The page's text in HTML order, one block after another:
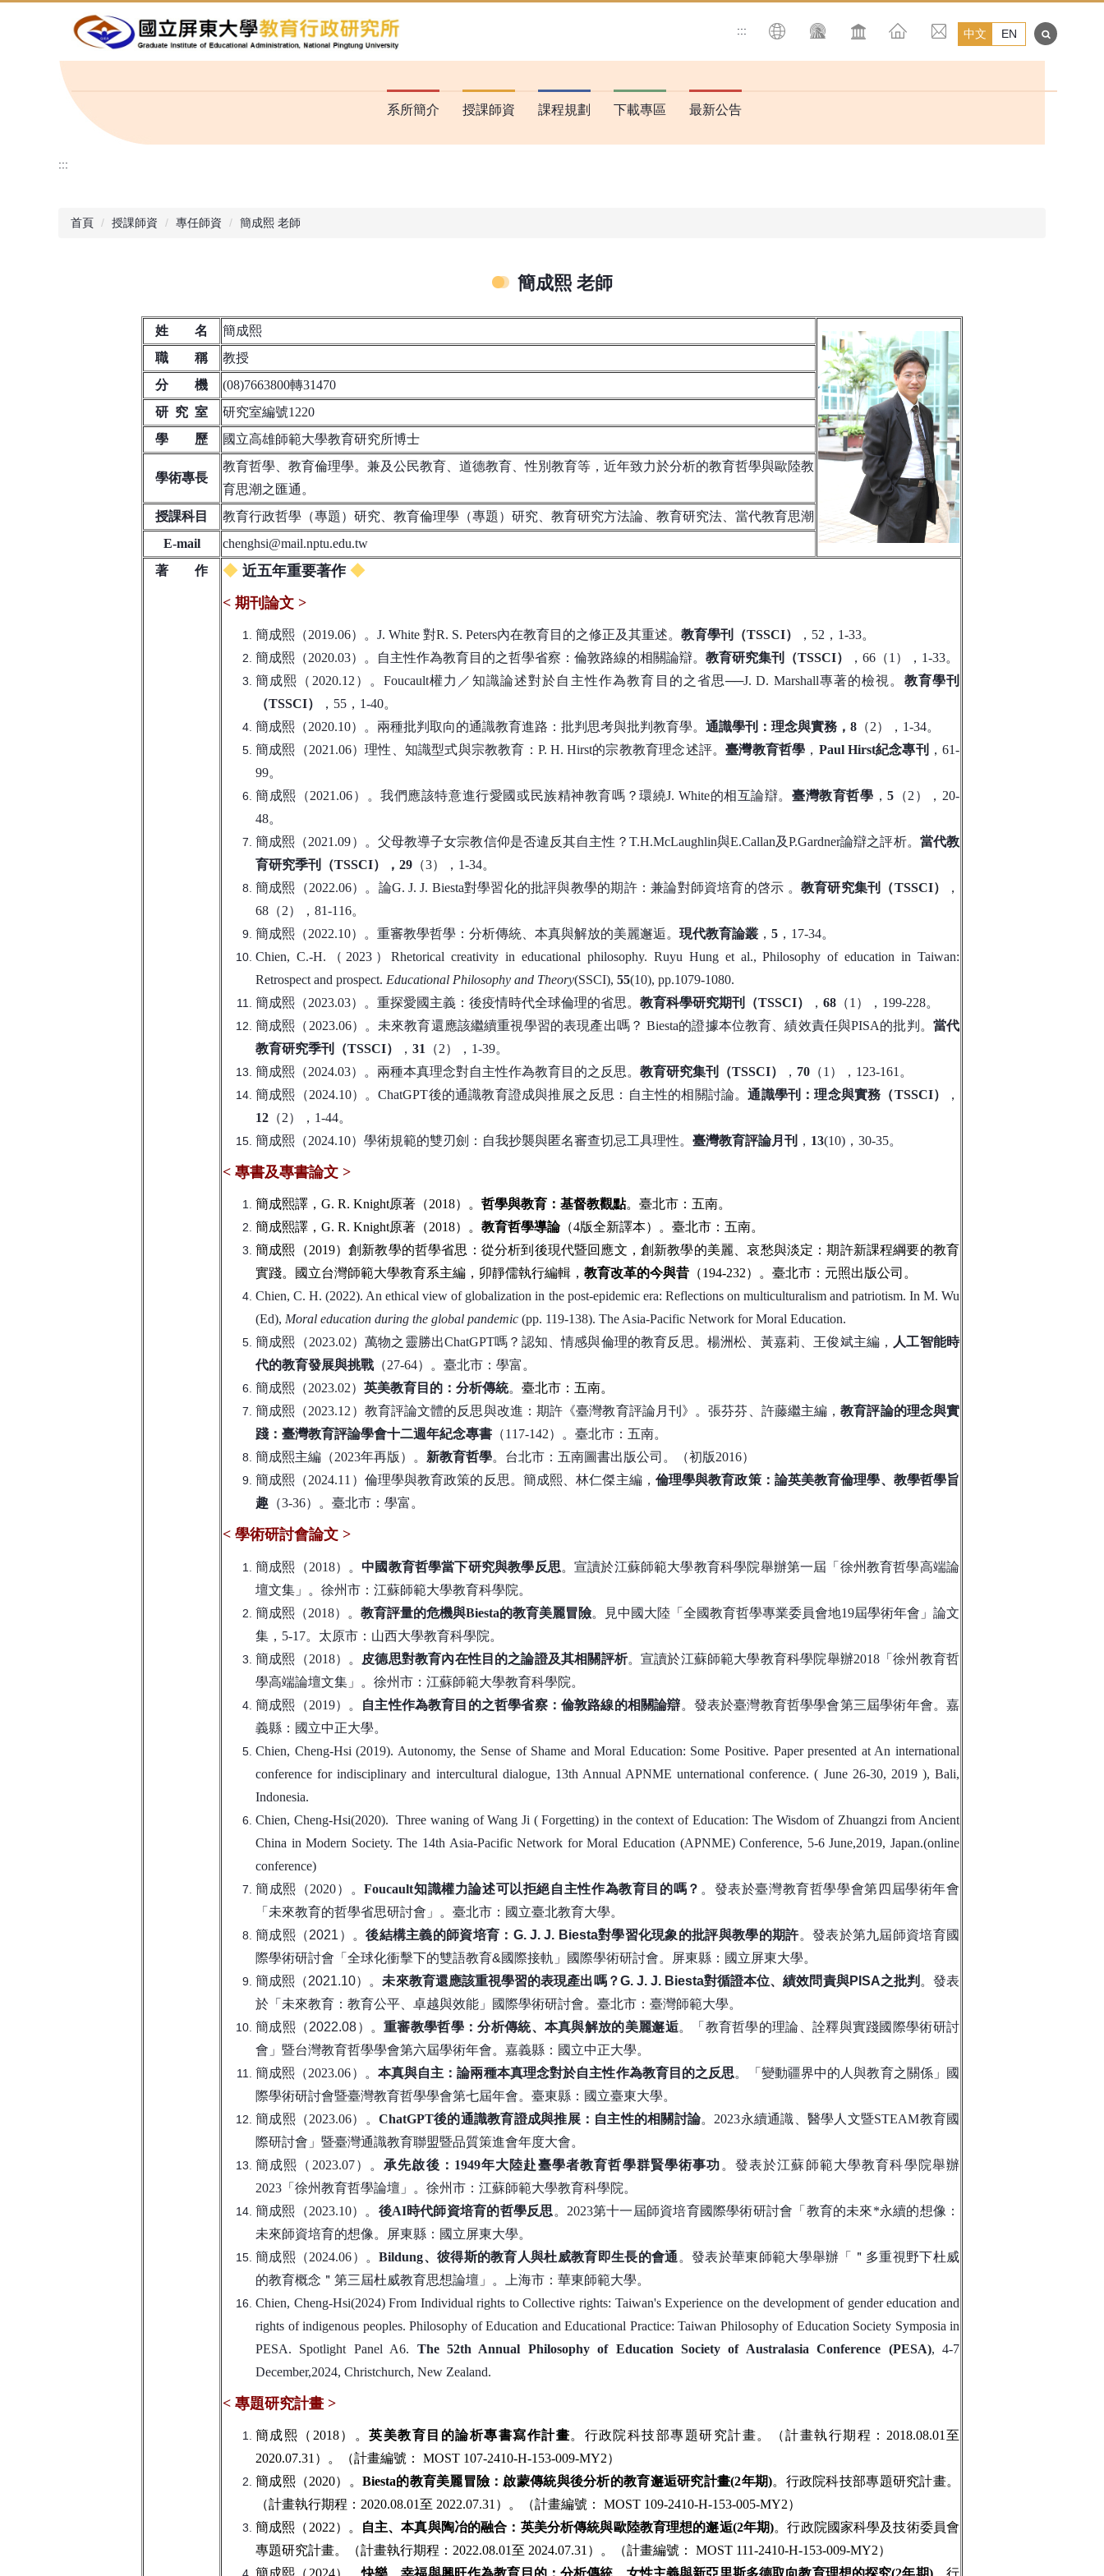
::: 中文 EN
系所簡介 授課師資 課程規劃 下載專區 最新公告
:::
首頁 授課師資 專任師資 簡成熙 老師
簡成熙 老師
姓 名
簡成熙
職 稱
教授
分 機
(08)7663800轉31470
研 究 室
研究室編號1220
學 歷
國立高雄師範大學教育研究所博士
學術專長
教育哲學、教育倫理學。 兼及公民教育、道德教育、性別教育等， 近年致力於分析的教育哲學與歐陸教
育思潮之匯通。
授課科目
教育行政哲學（專題）研究、教育倫理學（專題）研究、教育研究方法論、教育研究法、當代教育思潮
E-mail
chenghsi@mail.nptu.edu.tw
著 作
◆ 近五年重要著作 ◆
< 期刊論文 >
簡成熙（2019.06）。J. White 對R. S. Peters內在教育目的之修正及其重述。 教育學刊（TSSCI） ，52，1-33。
簡成熙（2020.03）。自主性作為教育目的之哲學省察：倫敦路線的相關論辯。 教育研究集刊（TSSCI）
，66（1），1-33。
簡成熙（2020.12）。Foucault權力／知識論述對於自主性作為教育目的之省思──J. D. Marshall專著的檢視。 教育學刊
（TSSCI）
，55，1-40。
簡成熙（2020.10）。兩種批判取向的通識教育進路：批判思考與批判教育學。 通識學刊：理念與實務，8 （2），1-34。
簡成熙（2021.06）理性、知識型式與宗教教育：P. H. Hirst的宗教教育理念述評。臺灣教育哲學 ， Paul Hirst紀念專刊
，61-
99。
簡成熙（2021.06）。我們應該特意進行愛國或民族精神教育嗎？環繞J. White的相互論辯。 臺灣教育哲學 ，5 （2），20-
48。
簡成熙（2021.09）。父母教導子女宗教信仰是否違反其自主性？T.H.McLaughlin與E.Callan及P.Gardner論辯之評析。 當代教
育研究季刊
（TSSCI） ，29 （3），1-34。
簡成熙（2022.06）。論G. J. J. Biesta對學習化的批評與教學的期許：兼論對師資培育的啓示 。 教育研究集刊（TSSCI）
，
68（2），81-116。
簡成熙（2022.10）。重審教學哲學：分析傳統、本真與解放的美麗邂逅。 現代教育論叢 ， 5 ，17-34。
Chien, C.-H.（2023）Rhetorical creativity in educational philosophy. Ruyu Hung et al., Philosophy of education in Taiwan:
Retrospect and prospect. Educational Philosophy and Theory(SSCI), 55(10), pp.1079-1080.
簡成熙（2023.03）。重探愛國主義：後疫情時代全球倫理的省思。 教育科學研究期刊（TSSCI） ， 68 （1），199-228。
簡成熙（2023.06）。未來教育還應該繼續重視學習的表現產出嗎？ Biesta的證據本位教育、績效責任與PISA的批判。 當代
教育研究季刊（TSSCI）
， 31
（2），1-39。
簡成熙（2024.03）。兩種本真理念對自主性作為教育目的之反思。 教育研究集刊（TSSCI） ， 70 （1），123-161。
簡成熙（2024.10）。ChatGPT後的通識教育證成與推展之反思：自主性的相關討論。通識學刊：理念與實務（TSSCI）
，
12 （2），1-44。
簡成熙（2024.10）學術規範的雙刃劍：自我抄襲與匿名審查切忌工具理性。 臺灣教育評論月刊 ， 13(10)，30-35。
< 專書及專書論文 >
簡成熙譯，G. R. Knight原著（2018）。 哲學與教育：基督教觀點。臺北市：五南。
簡成熙譯，G. R. Knight原著（2018）。 教育哲學導論（4版全新譯本）。臺北市：五南。
簡成熙（2019）創新教學的哲學省思：從分析到後現代暨回應文，創新教學的美麗、哀愁與淡定：期許新課程綱要的教育
實踐。國立台灣師範大學教育系主編，卯靜儒執行編輯， 教育改革的今與昔 （194-232）。臺北市：元照出版公司 。
Chien, C. H. (2022). An ethical view of globalization in the post-epidemic era: Reflections on multiculturalism and patriotism. In M. Wu
(Ed), Moral education during the global pandemic (pp. 119-138). The Asia-Pacific Network for Moral Education.
簡成熙（2023.02）萬物之靈勝出ChatGPT嗎？認知、情感與倫理的教育反思。楊洲松、黃嘉莉、王俊斌主編， 人工智能時
代的教育發展與挑戰 （27-64）。臺北市：學富。
簡成熙（2023.02） 英美教育目的：分析傳統。 臺北市：五南。
簡成熙（2023.12）教育評論文體的反思與改進：期許《臺灣教育評論月刊》。張芬芬、許藤繼主編，教育評論的理念與實
踐：臺灣教育評論學會十二週年紀念專書 （117-142）。臺北市：五南。
簡成熙主編（2023年再版）。 新教育哲學。台北市：五南圖書出版公司。（初版2016）
簡成熙（2024.11）倫理學與教育政策的反思。簡成熙、林仁傑主編， 倫理學與教育政策：論英美教育倫理學、教學哲學旨
趣 （3-36）。臺北市：學富。
< 學術研討會論文 >
簡成熙（2018）。中國教育哲學當下研究與教學反思。宣讀於江蘇師範大學教育科學院舉辦第一屆「徐州教育哲學高端論
壇文集」。徐州市：江蘇師範大學教育科學院。
簡成熙（2018）。 教育評量的危機與Biesta的教育美麗冒險。見中國大陸「全國教育哲學專業委員會地19屆學術年會」論文
集，5-17。太原市：山西大學教育科學院。
簡成熙（2018）。
皮德思對教育內在性目的之論證及其相關評析。宣讀於江蘇師範大學教育科學院舉辦2018「徐州教育哲
學高端論壇文集」。徐州市：江蘇師範大學教育科學院。
簡成熙（2019）。
自主性作為教育目的之哲學省察：倫敦路線的相關論辯。發表於臺灣教育哲學學會第三屆學術年會。嘉
義縣：國立中正大學。
Chien, Cheng-Hsi (2019). Autonomy, the Sense of Shame and Moral Education: Some Positive. Paper presented at An international
conference for indisciplinary and intercultural dialogue, 13th Annual APNME unternational conference. ( June 26-30, 2019 ), Bali,
Indonesia.
Chien, Cheng-Hsi(2020). Three waning of Wang Ji ( Forgetting) in the context of Education: The Wisdom of Zhuangzi from Ancient
China in Modern Society. The 14th Asia-Pacific Network for Moral Education (APNME) Conference, 5-6 June,2019, Japan.(online
conference)
簡成熙（2020）。Foucault知識權力論述可以拒絕自主性作為教育目的嗎？ 。發表於臺灣教育哲學學會第四屆學術年會
「未來教育的哲學省思研討會」。臺北市：國立臺北教育大學。
簡成熙（2021）
。後結構主義的師資培育：G. J. J. Biesta對學習化現象的批評與教學的期許。發表於第九屆師資培育國
際學術研討會「全球化衝擊下的雙語教育&國際接軌」國際學術研討會。屏東縣：國立屏東大學。
簡成熙（2021.10） 。未來教育還應該重視學習的表現產出嗎？G. J. J. Biesta對循證本位、績效問責與PISA之批判 。發表
於「未來教育：教育公平、卓越與效能」國際學術研討會。臺北市：臺灣師範大學。
簡成熙（2022.08）
。重審教學哲學：分析傳統、本真與解放的美麗邂逅。「教育哲學的理論、詮釋與實踐國際學術研討
會」暨台灣教育哲學學會第六屆學術年會。嘉義縣：國立中正大學。
簡成熙（2023.06）。 本真與自主：論兩種本真理念對於自主性作為教育目的之反思。「變動疆界中的人與教育之關係」國
際學術研討會暨臺灣教育哲學學會第七屆年會。臺東縣：國立臺東大學。
簡成熙（2023.06）。 ChatGPT後的通識教育證成與推展：自主性的相關討論。2023永續通識、醫學人文暨STEAM教育國
際研討會」暨臺灣通識教育聯盟暨品質策進會年度大會。
簡成熙（ 2023.07）。承先啟後： 1949年大陸赴臺學者教育哲學群賢學術事功 。發表於江蘇師範大學教育科學院舉辦
2023 「徐州教育哲學論壇」。徐州市：江蘇師範大學教育科學院。
簡成熙（2023.10）。 後AI時代師資培育的哲學反思 。2023第十一屆師資培育國際學術研討會「教育的未來*永續的想像：
未來師資培育的想像。屏東縣：國立屏東大學。
簡成熙（2024.06）。Bildung、彼得斯的教育人與杜威教育即生長的會通 。發表於華東師範大學舉辦「＂多重視野下杜威
的教育概念＂ 第三屆杜威教育思想論壇 」。上海市：華東師範大學。
Chien, Cheng-Hsi(2024) From Individual rights to Collective rights: Taiwan's Experience on the development of gender education and
rights of indigenous peoples. Philosophy of Education and Educational Practice: Taiwan Philosophy of Education Society Symposia in
PESA. Spotlight Panel A6. The 52th Annual Philosophy of Education Society of Australasia Conference (PESA), 4-7
December,2024, Christchurch, New Zealand.
< 專題研究計畫 >
簡成熙（2018）。英美教育目的論析專書寫作計畫。行政院科技部專題研究計畫。（計畫執行期程：2018.08.01至
2020.07.31）。（計畫編號： MOST 107-2410-H-153-009-MY2）
簡成熙（2020）。 Biesta的教育美麗冒險：啟蒙傳統與後分析的教育邂逅研究計畫(2年期)。行政院科技部專題研究計畫。
（計畫執行期程：2020.08.01至 2022.07.31）。（計畫編號： MOST 109-2410-H-153-005-MY2）
簡成熙（2022）。
自主、本真與陶冶的融合：英美分析傳統與歐陸教育理想的邂逅(2年期)。行政院國家科學及技術委員會
專題研究計畫。（計畫執行期程：2022.08.01至 2024.07.31）。（計畫編號： MOST 111-2410-H-153-009-MY2）
簡成熙（2024）。快樂、幸福與興旺作為教育目的：分析傳統、女性主義與新亞里斯多德取向教育理想的探究(2年期)。行